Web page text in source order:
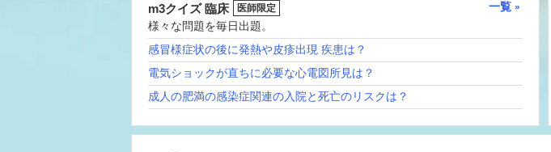
m3クイズ 臨床 医師限定
一覧
様々な問題を毎日出題。
感冒様症状の後に発熱や皮疹出現 疾患は？
電気ショックが直ちに必要な心電図所見は？
成人の肥満の感染症関連の入院と死亡のリスクは？